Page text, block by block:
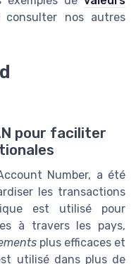
nos autres
pour faciliter
Number, a été
les transactions
est utilisé pour
à travers les pays,
plus efficaces et
utilisé dans plus de